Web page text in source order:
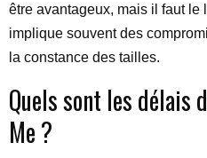
être avantageux, mais il faut le
implique souvent des
la constance des tailles.
Quels sont les délais
Me ?